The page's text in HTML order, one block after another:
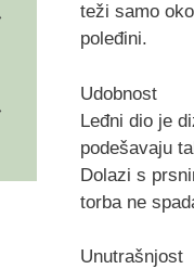
teži samo
poleđini.
Udobnost
Leđni dio je
podešavaju
Dolazi s
torba ne
Unutrašnjost